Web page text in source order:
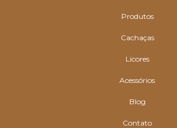
Produtos
Cachaças
Licores
Acessórios
Blog
Contato